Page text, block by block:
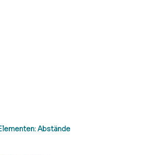
Abstände